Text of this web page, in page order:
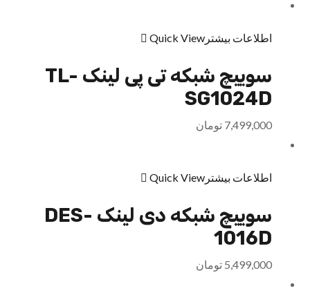
اطلاعات بیشتر Quick View
سوییچ شبکه تی پی لینک TL-
SG1024D
7,499,000 تومان
اطلاعات بیشتر Quick View
سوییچ شبکه دی لینک DES-
1016D
5,499,000 تومان